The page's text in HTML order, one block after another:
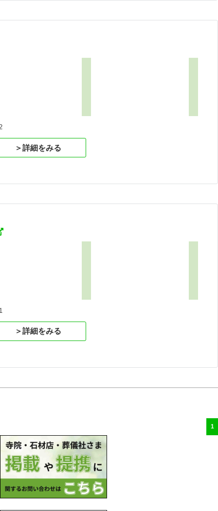
＞詳細をみる
＞詳細をみる
1